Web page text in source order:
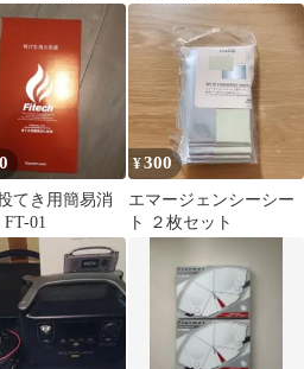
製 2本セット
地震 災害 アウトドア
在庫限り
てき用簡易消
01
¥300
エマージェンシーシー
ト ２枚セット